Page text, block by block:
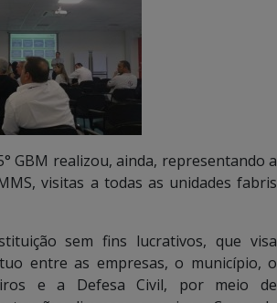
GBM realizou, ainda, representando a
visitas a todas as unidades fabris
sem fins lucrativos, que visa
entre as empresas, o município, o
e a Defesa Civil, por meio de